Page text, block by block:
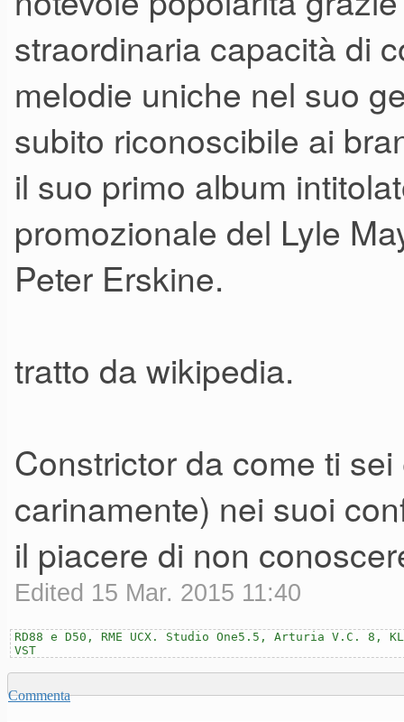
straordinaria capacità di
melodie uniche nel suo
subito riconoscibile ai
il suo primo album
promozionale del Lyle
Peter Erskine.
tratto da wikipedia.
Constrictor da come ti
carinamente) nei suoi
il piacere di non
Edited 15 Mar. 2015 11:40
RD88 e D50, RME UCX. Studio One5.5, Arturia V.C.
VST
Commenta